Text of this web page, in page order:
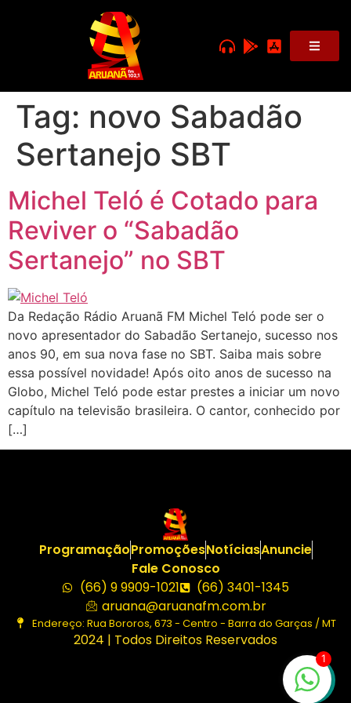
Tag: novo Sabadão
Sertanejo SBT
Michel Teló é Cotado para
Reviver o “Sabadão
Sertanejo” no SBT
Da Redação Rádio Aruanã FM Michel Teló pode ser o
novo apresentador do Sabadão Sertanejo, sucesso nos
anos 90, em sua nova fase no SBT. Saiba mais sobre
essa possível novidade! Após oito anos de sucesso na
Globo, Michel Teló pode estar prestes a iniciar um novo
capítulo na televisão brasileira. O cantor, conhecido por
[…]
ProgramaçãoPromoçõesNotíciasAnuncie
Fale Conosco
(66) 9 9909-1021
(66) 3401-1345
aruana@aruanafm.com.br
Endereço: Rua Bororos, 673 - Centro - Barra do Garças / MT
2024 | Todos Direitos Reservados
1